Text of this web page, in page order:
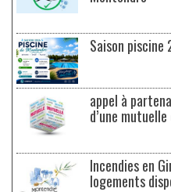
Saison piscine
appel à
d’une
Incendies en
logements